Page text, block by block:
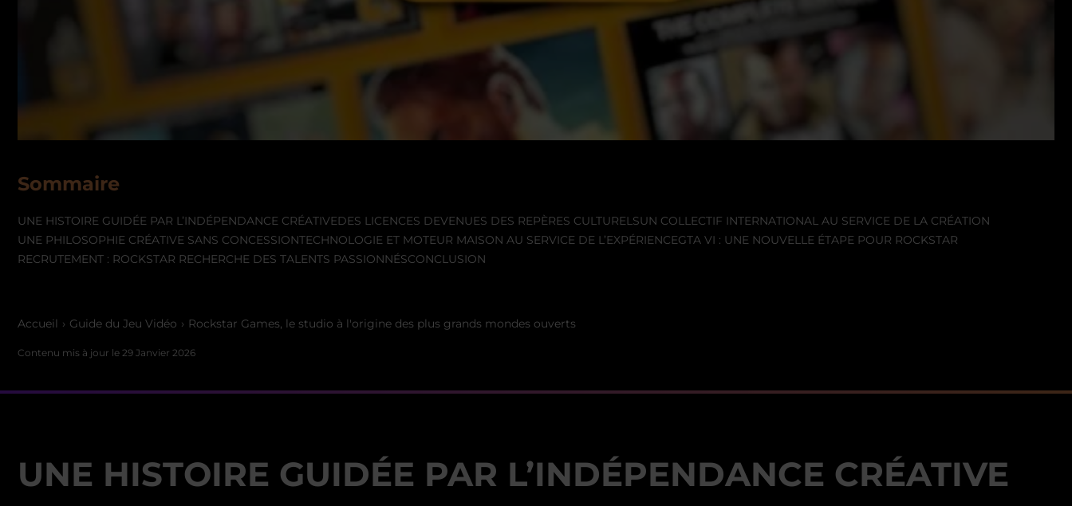
Sommaire
UNE HISTOIRE GUIDÉE PAR L’INDÉPENDANCE CRÉATIVEDES LICENCES DEVENUES DES REPÈRES CULTURELSUN COLLECTIF INTERNATIONAL AU SERVICE DE LA CRÉATION
UNE PHILOSOPHIE CRÉATIVE SANS CONCESSIONTECHNOLOGIE ET MOTEUR MAISON AU SERVICE DE L’EXPÉRIENCEGTA VI : UNE NOUVELLE ÉTAPE POUR ROCKSTAR
RECRUTEMENT : ROCKSTAR RECHERCHE DES TALENTS PASSIONNÉSCONCLUSION
Accueil Guide du Jeu Vidéo Rockstar Games, le studio à l'origine des plus grands mondes ouverts
Contenu mis à jour le 29 Janvier 2026
UNE HISTOIRE GUIDÉE PAR L’INDÉPENDANCE CRÉATIVE